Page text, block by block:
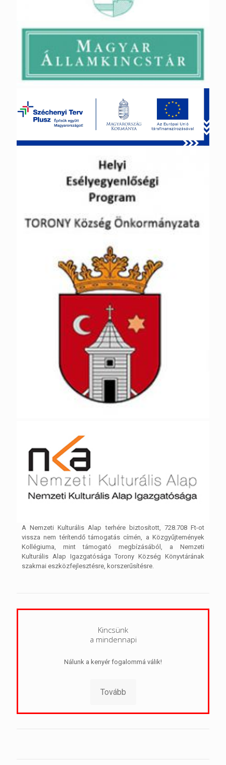
A Nemzeti Kulturális Alap terhére biztosított, 728.708 Ft-ot
vissza nem térítendő támogatás címén, a Közgyűjtemények
Kollégiuma, mint támogató megbízásából, a Nemzeti
Kulturális Alap Igazgatósága Torony Község Könyvtárának
szakmai eszközfejlesztésre, korszerűsítésre.
Kincsünk
a mindennapi
Nálunk a kenyér fogalommá válik!
Tovább